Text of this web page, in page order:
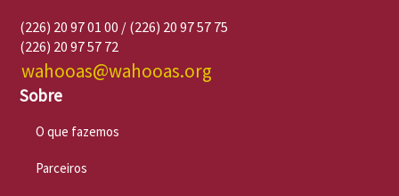
(226) 20 97 01 00 / (226) 20 97 57 75
(226) 20 97 57 72
wahooas@wahooas.org
Sobre
O que fazemos
Parceiros